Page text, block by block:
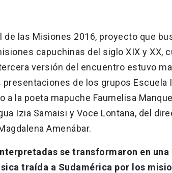
de las Misiones 2016, proyecto que
capuchinas del siglo XIX y XX,
versión del encuentro estuvo
presentaciones de los grupos
a la poeta mapuche Faumelisa
Izia Samaisi y Voce Lontana, del
Amenábar.
se transformaron en
traída a Sudamérica por los